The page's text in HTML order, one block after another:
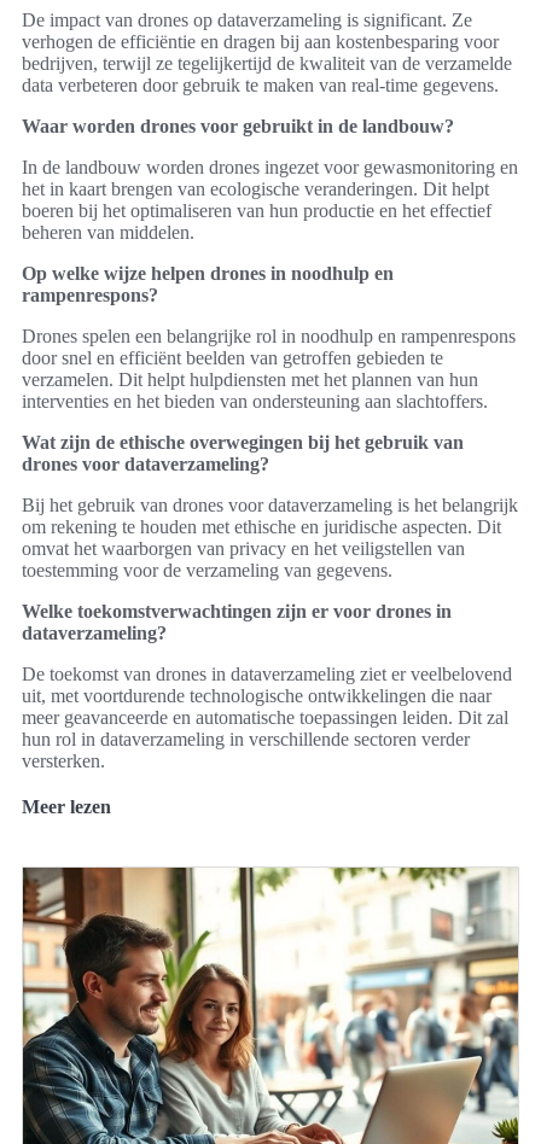
De impact van drones op dataverzameling is significant. Ze
verhogen de efficiëntie en dragen bij aan kostenbesparing voor
bedrijven, terwijl ze tegelijkertijd de kwaliteit van de verzamelde
data verbeteren door gebruik te maken van real-time gegevens.
Waar worden drones voor gebruikt in de landbouw?
In de landbouw worden drones ingezet voor gewasmonitoring en
het in kaart brengen van ecologische veranderingen. Dit helpt
boeren bij het optimaliseren van hun productie en het effectief
beheren van middelen.
Op welke wijze helpen drones in noodhulp en
rampenrespons?
Drones spelen een belangrijke rol in noodhulp en rampenrespons
door snel en efficiënt beelden van getroffen gebieden te
verzamelen. Dit helpt hulpdiensten met het plannen van hun
interventies en het bieden van ondersteuning aan slachtoffers.
Wat zijn de ethische overwegingen bij het gebruik van
drones voor dataverzameling?
Bij het gebruik van drones voor dataverzameling is het belangrijk
om rekening te houden met ethische en juridische aspecten. Dit
omvat het waarborgen van privacy en het veiligstellen van
toestemming voor de verzameling van gegevens.
Welke toekomstverwachtingen zijn er voor drones in
dataverzameling?
De toekomst van drones in dataverzameling ziet er veelbelovend
uit, met voortdurende technologische ontwikkelingen die naar
meer geavanceerde en automatische toepassingen leiden. Dit zal
hun rol in dataverzameling in verschillende sectoren verder
versterken.
Meer lezen